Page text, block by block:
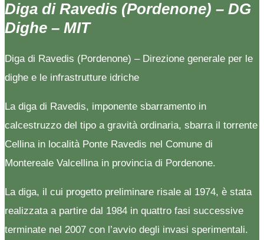
Diga di Ravedis (Pordenone) – DG
Dighe – MIT
Diga di Ravedis (Pordenone) – Direzione generale per le
dighe e le infrastrutture idriche
La diga di Ravedis, imponente sbarramento in
calcestruzzo del tipo a gravità ordinaria, sbarra il torrente
Cellina in località Ponte Ravedis nel Comune di
Montereale Valcellina in provincia di Pordenone.
La diga, il cui progetto preliminare risale al 1974, è stata
realizzata a partire dal 1984 in quattro fasi successive
terminate nel 2007 con l’avvio degli invasi sperimentali.